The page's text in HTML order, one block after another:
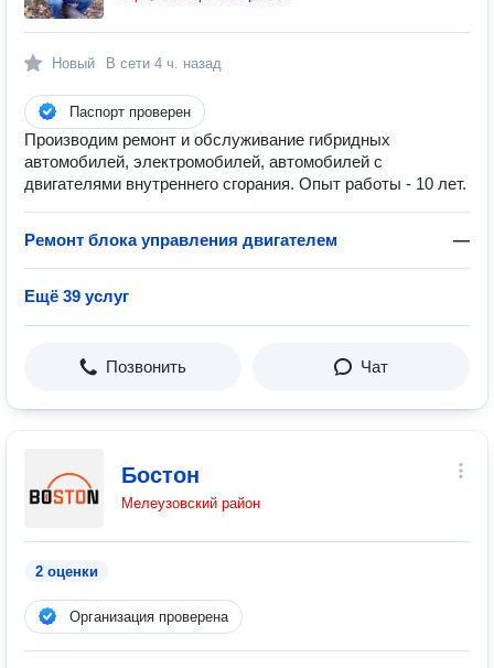
Новый В сети 4 ч. назад
Паспорт проверен
Производим ремонт и обслуживание гибридных
автомобилей, электромобилей, автомобилей с
двигателями внутреннего сгорания. Опыт работы - 10 лет.
Ремонт блока управления двигателем —
Ещё 39 услуг
Позвонить Чат
Бостон
Мелеузовский район
2 оценки
Организация проверена